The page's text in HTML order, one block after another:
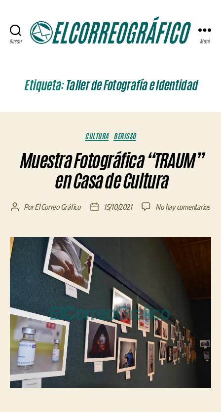
Buscar Menú
Etiqueta:Taller de Fotografía e Identidad
Categorías
CULTURA BERISSO
Muestra Fotográfica “TRAUM”
en Casa de Cultura
Autor
entrada
PorEl Correo Gráfico
Fecha
entrada
15/10/2021 No hay comentariosen